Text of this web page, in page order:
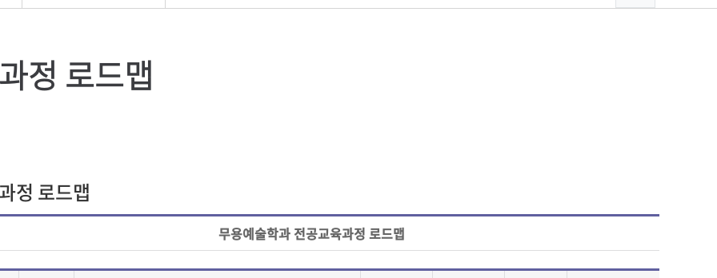
정 로드맵
정 로드맵
무용예술학과 전공교육과정 로드맵